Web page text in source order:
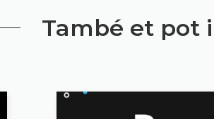
També et pot